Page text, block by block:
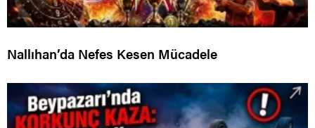
Nallıhan’da Nefes Kesen Mücadele